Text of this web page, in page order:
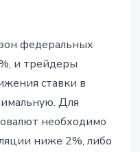
федеральных
и трейдеры
ставки в
Для
необходимо
ниже 2%, либо